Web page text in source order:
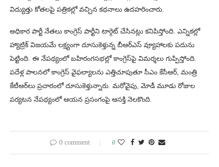
విద్యుత్తు కోతలపై పత్రికల్లో వచ్చిన కథనాలు ఉదహరించారు.
అధికార పార్టీ నేతలు కాంగ్రెస్ పార్టీని టార్గెట్ చేసినట్లు కనిపిస్తోంది. ఎన్నికల్లో
హ్యాట్రిక్ విజయమే లక్ష్యంగా దూసుకెళ్తున్న బీఆర్ఎస్‌ వ్యూహాలకు పదును
పెట్టింది. ఈ నేపథ్యంలో బహిరంగసభల్లో కాంగ్రెస్‌పై విమర్శలు గుప్పిస్తోంది.
పదేళ్ల పాలనలో కాంగ్రెస్ వైఫల్యాలను ఎత్తిచూపుతూ సీఎం కేసీఆర్, మంత్రి
కేటీఆర్‌లు ప్రచారంలో దూసుకెళ్తున్నారు. మరోవైపు, మోడీ మూడు రోజుల
పర్యటన నేపథ్యంలో ఆయన ప్రసంగంపై ఆసక్తి నెలకొంది.
0 comment 0